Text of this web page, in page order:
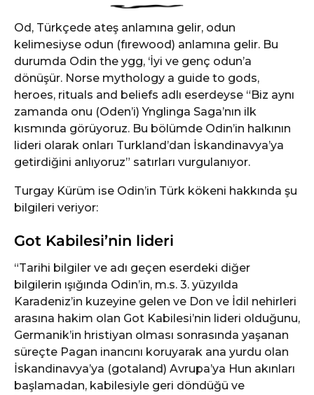
Od, Türkçede ateş anlamına gelir, odun
kelimesiyse odun (fırewood) anlamına gelir. Bu
durumda Odin the ygg, ‘İyi ve genç odun’a
dönüşür. Norse mythology a guide to gods,
heroes, rituals and beliefs adlı eserdeyse “Biz aynı
zamanda onu (Oden’i) Ynglinga Saga’nın ilk
kısmında görüyoruz. Bu bölümde Odin’in halkının
lideri olarak onları Turkland’dan İskandinavya’ya
getirdiğini anlıyoruz” satırları vurgulanıyor.
Turgay Kürüm ise Odin’in Türk kökeni hakkında şu
bilgileri veriyor:
Got Kabilesi’nin lideri
“Tarihi bilgiler ve adı geçen eserdeki diğer
bilgilerin ışığında Odin’in, m.s. 3. yüzyılda
Karadeniz’in kuzeyine gelen ve Don ve İdil nehirleri
arasına hakim olan Got Kabilesi’nin lideri olduğunu,
Germanik’in hristiyan olması sonrasında yaşanan
süreçte Pagan inancını koruyarak ana yurdu olan
İskandinavya’ya (gotaland) Avrupa’ya Hun akınları
başlamadan, kabilesiyle geri döndüğü ve